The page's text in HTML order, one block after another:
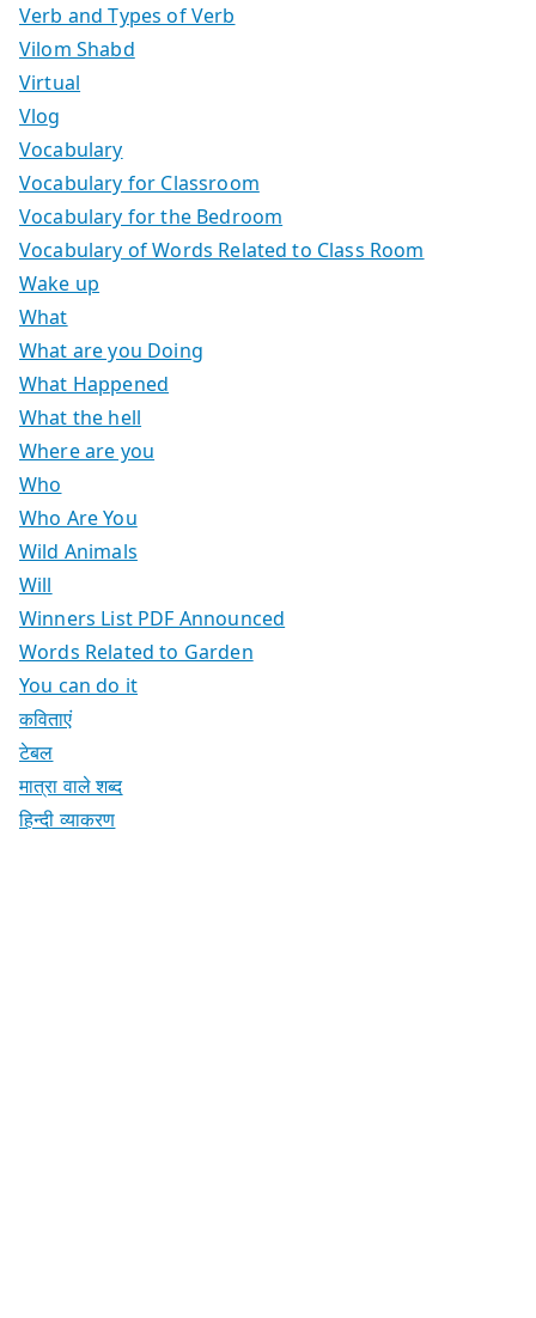
Verb and Types of Verb
Vilom Shabd
Virtual
Vlog
Vocabulary
Vocabulary for Classroom
Vocabulary for the Bedroom
Vocabulary of Words Related to Class Room
Wake up
What
What are you Doing
What Happened
What the hell
Where are you
Who
Who Are You
Wild Animals
Will
Winners List PDF Announced
Words Related to Garden
You can do it
कविताएं
टेबल
मात्रा वाले शब्द
हिन्दी व्याकरण